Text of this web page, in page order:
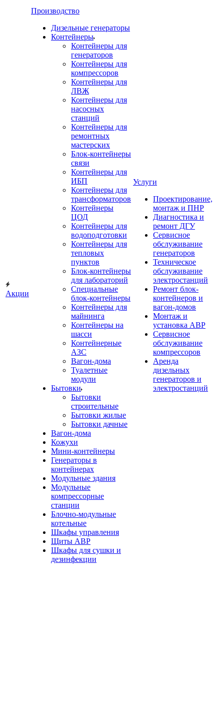
Акции
Производство
Дизельные генераторы
Контейнеры
Контейнеры для
генераторов
Контейнеры для
компрессоров
Контейнеры для
ЛВЖ
Контейнеры для
насосных
станций
Контейнеры для
ремонтных
мастерских
Блок-контейнеры
связи
Контейнеры для
ИБП
Контейнеры для
трансформаторов
Контейнеры
ЦОД
Контейнеры для
водоподготовки
Контейнеры для
тепловых
пунктов
Блок-контейнеры
для лабораторий
Специальные
блок-контейнеры
Контейнеры для
майнинга
Контейнеры на
шасси
Контейнерные
АЗС
Вагон-дома
Туалетные
модули
Бытовки
Бытовки
строительные
Бытовки жилые
Бытовки дачные
Вагон-дома
Кожухи
Мини-контейнеры
Генераторы в
контейнерах
Модульные здания
Модульные
компрессорные
станции
Блочно-модульные
котельные
Шкафы управления
Щиты АВР
Шкафы для сушки и
дезинфекции
Услуги
Проектирование,
монтаж и ПНР
Диагностика и
ремонт ДГУ
Сервисное
обслуживание
генераторов
Техническое
обслуживание
электростанций
Ремонт блок-
контейнеров и
вагон-домов
Монтаж и
установка АВР
Сервисное
обслуживание
компрессоров
Аренда
дизельных
генераторов и
электростанций